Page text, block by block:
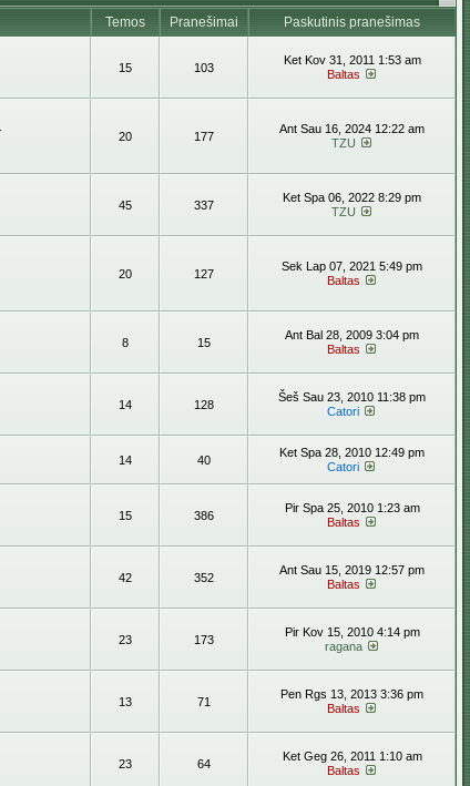
Temos Pranešimai
Paskutinis pranešimas
15 103
Ket Kov 31, 2011 1:53 am
Baltas
20 177
Ant Sau 16, 2024 12:22 am
TZU
45 337
Ket Spa 06, 2022 8:29 pm
TZU
20 127
Sek Lap 07, 2021 5:49 pm
Baltas
8 15
Ant Bal 28, 2009 3:04 pm
Baltas
14 128
Šeš Sau 23, 2010 11:38 pm
Catori
14 40
Ket Spa 28, 2010 12:49 pm
Catori
15 386
Pir Spa 25, 2010 1:23 am
Baltas
42 352
Ant Sau 15, 2019 12:57 pm
Baltas
23 173
Pir Kov 15, 2010 4:14 pm
ragana
13 71
Pen Rgs 13, 2013 3:36 pm
Baltas
23 64
Ket Geg 26, 2011 1:10 am
Baltas